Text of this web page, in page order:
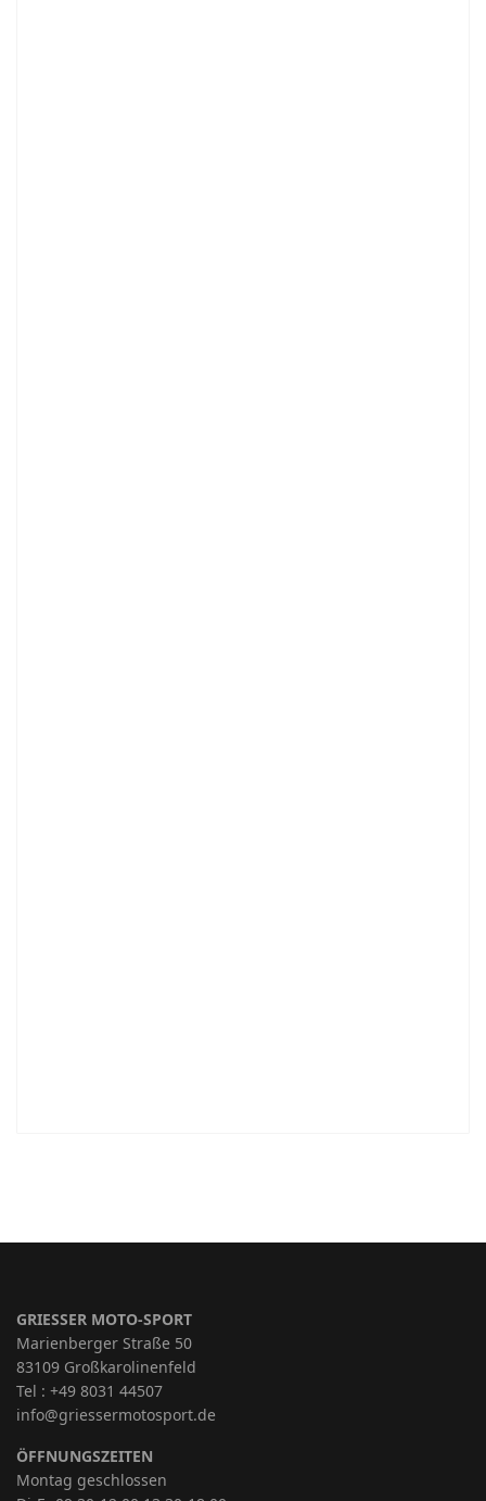
GRIESSER MOTO-SPORT
Marienberger Straße 50
83109 Großkarolinenfeld
Tel : +49 8031 44507
info@griessermotosport.de
ÖFFNUNGSZEITEN
Montag geschlossen